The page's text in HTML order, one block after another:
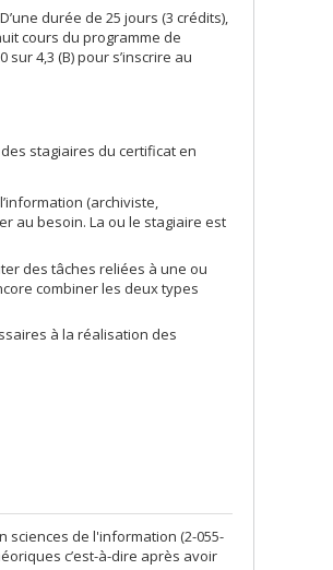
durée de 25 jours (3 crédits),
cours du programme de
4,3 (B) pour s’inscrire au
stagiaires du certificat en
(archiviste,
au besoin. La ou le stagiaire est
des tâches reliées à une ou
combiner les deux types
à la réalisation des
de l'information (2-055-
c’est-à-dire après avoir